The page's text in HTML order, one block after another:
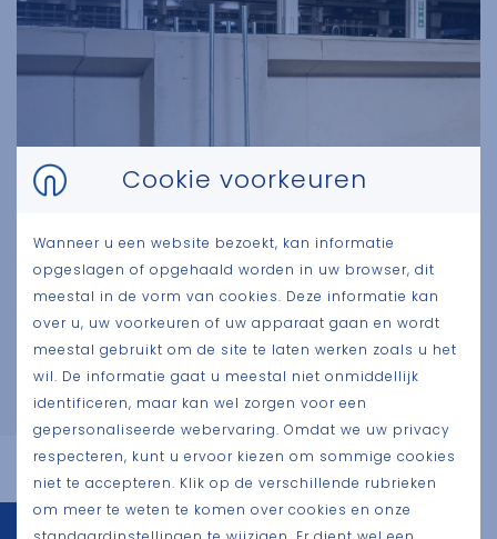
I-liggers met constante
hoogte
Cookie voorkeuren
Wanneer u een website bezoekt, kan informatie
opgeslagen of opgehaald worden in uw browser, dit
meestal in de vorm van cookies. Deze informatie kan
over u, uw voorkeuren of uw apparaat gaan en wordt
meestal gebruikt om de site te laten werken zoals u het
wil. De informatie gaat u meestal niet onmiddellijk
identificeren, maar kan wel zorgen voor een
gepersonaliseerde webervaring. Omdat we uw privacy
respecteren, kunt u ervoor kiezen om sommige cookies
niet te accepteren. Klik op de verschillende rubrieken
om meer te weten te komen over cookies en onze